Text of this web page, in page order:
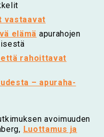
vastaavat
elämä apurahojen
rahoittavat
– apuraha-
avoimuuden
Luottamus ja